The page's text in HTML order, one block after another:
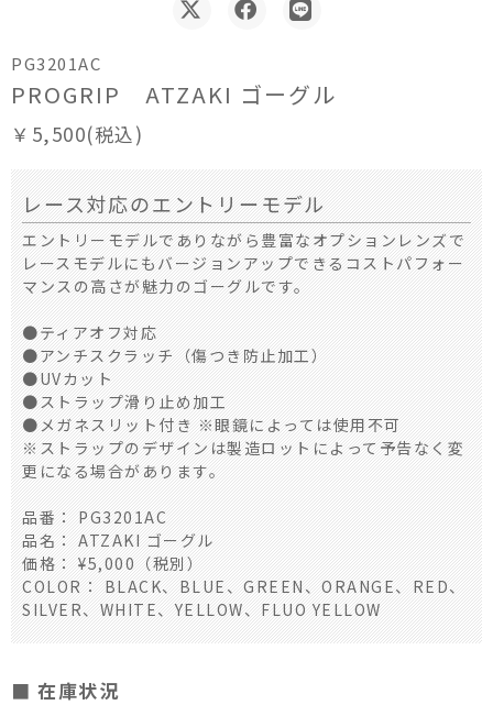
PG3201AC
PROGRIP ATZAKI ゴーグル
￥5,500(税込)
レース対応のエントリーモデル
エントリーモデルでありながら豊富なオプションレンズで
レースモデルにもバージョンアップできるコストパフォー
マンスの高さが魅力のゴーグルです。
●ティアオフ対応
●アンチスクラッチ（傷つき防止加工）
●UVカット
●ストラップ滑り止め加工
●メガネスリット付き ※眼鏡によっては使用不可
※ストラップのデザインは製造ロットによって予告なく変
更になる場合があります。
品番： PG3201AC
品名： ATZAKI ゴーグル
価格： ¥5,000（税別）
COLOR： BLACK、BLUE、GREEN、ORANGE、RED、
SILVER、WHITE、YELLOW、FLUO YELLOW
■ 在庫状況